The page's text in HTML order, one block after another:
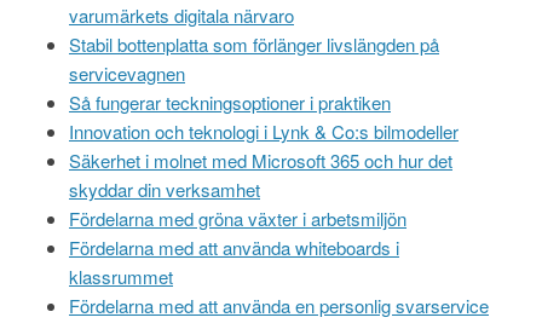
varumärkets digitala närvaro
Stabil bottenplatta som förlänger livslängden på
servicevagnen
Så fungerar teckningsoptioner i praktiken
Innovation och teknologi i Lynk & Co:s bilmodeller
Säkerhet i molnet med Microsoft 365 och hur det
skyddar din verksamhet
Fördelarna med gröna växter i arbetsmiljön
Fördelarna med att använda whiteboards i
klassrummet
Fördelarna med att använda en personlig svarservice